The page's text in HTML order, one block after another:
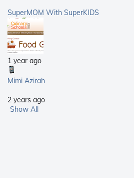
SuperMOM With SuperKIDS
1 year ago
Mimi Azirah
2 years ago
Show All